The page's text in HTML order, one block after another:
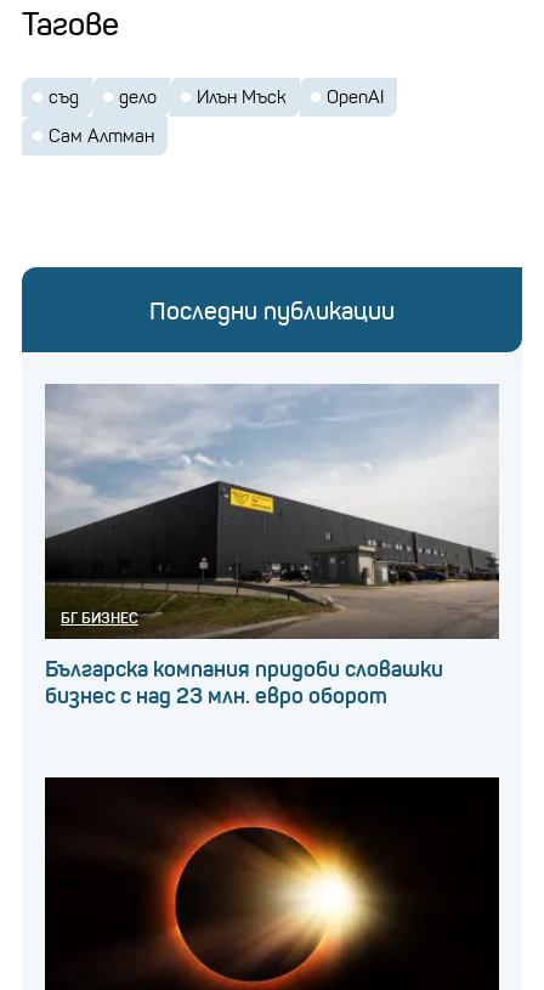
Тагове
съд дело Илън Мъск
OpenAI
Сам Алтман
Последни публикации
БГ БИЗНЕС
Българска компания придоби словашки
бизнес с над 23 млн. евро оборот